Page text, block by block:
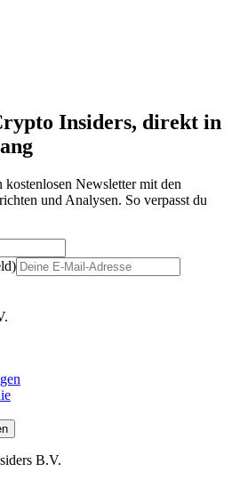
Insiders, direkt in
Newsletter mit den
und Analysen. So verpasst du
B.V.